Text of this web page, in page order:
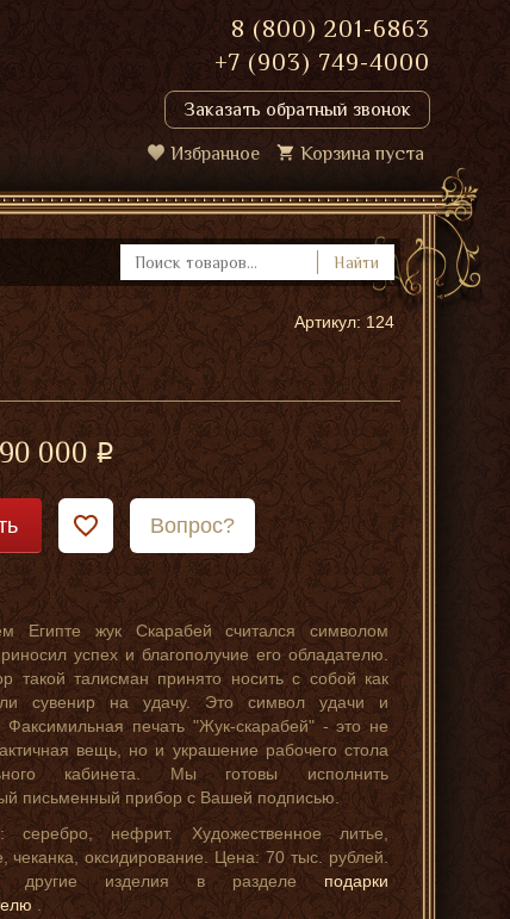
8 (800) 201-6863
+7 (903) 749-4000
Заказать обратный звонок
Избранное Корзина пуста
Найти
Артикул: 124
000
Вопрос?
Египте жук Скарабей считался символом
успех и благополучие его обладателю.
такой талисман принято носить с собой как
сувенир на удачу. Это символ удачи и
Факсимильная печать "Жук-скарабей" - это не
вещь, но и украшение рабочего стола
кабинета. Мы готовы исполнить
письменный прибор с Вашей подписью.
серебро, нефрит. Художественное литье,
чеканка, оксидирование. Цена: 70 тыс. рублей.
другие изделия в разделе подарки
.